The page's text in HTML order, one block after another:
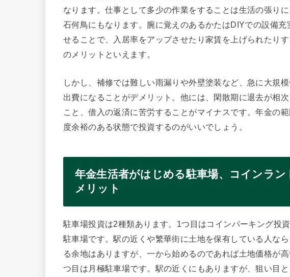
なります。仕事として多少の作業をすることは生活の張り
石何鳥にもなります。腕に覚えのあるかたはDIYでの設備
せることで、入居率をアップさせたり家賃を上げられたり
のメリットといえます。
しかし、補修では難しい雨漏りや外壁塗装など、急に大規
出費になることがデメリット。他には、閑散期に退去が相
こと、借入の返済に苦労することがマイナスです。年金の
度余裕のある状態で投資するのがいいでしょう。
年金生活者がはじめる駐車場、コインラ
メリット
駐車場投資は2種類あります。1つ目はコインパーキング投
駐車場です。駅の近くや繁華街に土地を保有している人な
る余地はありますが、一から始めるのであれば土地価格が
つ目は月極駐車場です。駅の近くにもありますが、狙い目